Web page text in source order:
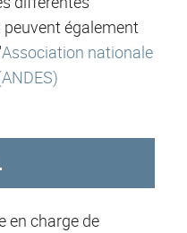
également
Association nationale
en charge de